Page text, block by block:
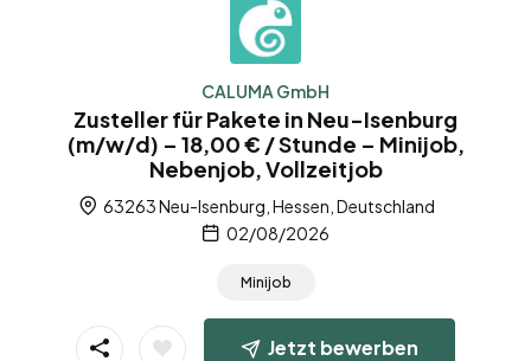
CALUMA GmbH
Zusteller für Pakete in Neu-Isenburg
(m/w/d) – 18,00 € / Stunde – Minijob,
Nebenjob, Vollzeitjob
63263 Neu-Isenburg, Hessen, Deutschland
02/08/2026
Minijob
Jetzt bewerben